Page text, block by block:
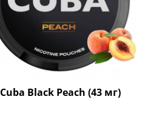
Cuba Black Peach (43 мг)